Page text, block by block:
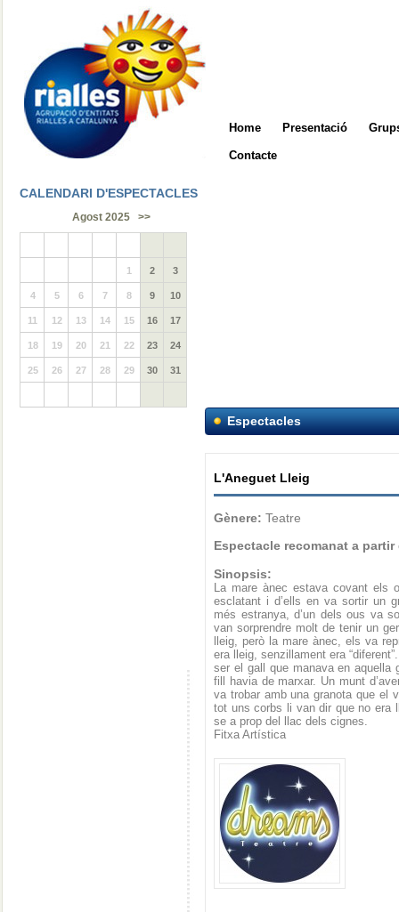
Home Presentació
Contacte
CALENDARI D'ESPECTACLES
Agost 2025 >>
1 2 3
4 5 6 7 8 9 10
11 12 13 14 15 16 17
18 19 20 21 22 23 24
25 26 27 28 29 30 31
Espectacles
L'Aneguet Lleig
Gènere: Teatre
Espectacle recomanat a partir
Sinopsis:
La mare ànec estava covant els
esclatant i d’ells en va sortir un
més estranya, d’un dels ous va
van sorprendre molt de tenir un
lleig, però la mare ànec, els va
era lleig, senzillament era
ser el gall que manava en
fill havia de marxar. Un munt
va trobar amb una granota que el
tot uns corbs li van dir que no era
se a prop del llac dels cignes.
Fitxa Artística